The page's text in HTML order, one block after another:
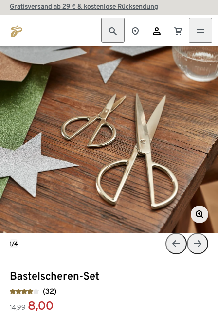
Gratisversand ab 29 € & kostenlose Rücksendung
Bastelscheren-Set
(32)
14,99 8,00
1/4